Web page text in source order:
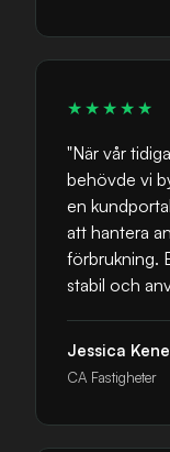
★★★★★
"När vår
behövde vi
en
att hantera
förbrukning.
stabil och
Jessica
CA Fastigheter